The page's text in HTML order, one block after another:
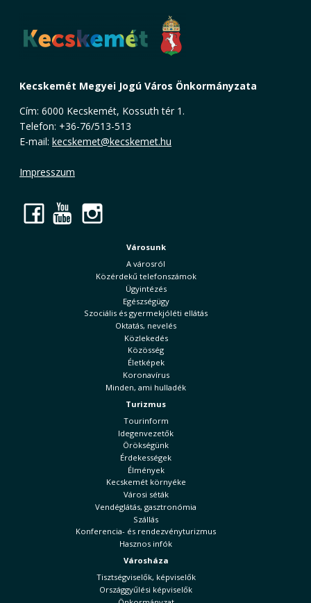
Kecskemét Megyei Jogú Város Önkormányzata
Cím: 6000 Kecskemét, Kossuth tér 1.
Telefon: +36-76/513-513
E-mail: kecskemet@kecskemet.hu
Impresszum
Facebook
YouTube
Városunk
A városról
Közérdekű telefonszámok
Ügyintézés
Egészségügy
Szociális és gyermekjóléti ellátás
Oktatás, nevelés
Közlekedés
Közösség
Életképek
Koronavírus
Minden, ami hulladék
Turizmus
Tourinform
Idegenvezetők
Örökségünk
Érdekességek
Élmények
Kecskemét környéke
Városi séták
Vendéglátás, gasztronómia
Szállás
Konferencia- és rendezvényturizmus
Hasznos infók
Városháza
Tisztségviselők, képviselők
Országgyűlési képviselők